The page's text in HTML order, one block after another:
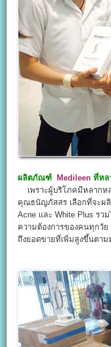
ผลิตภัณฑ์ Medileen ที่หล
เพราะผู้บริโภคมีหลากห
คุณธนัญภัสสร เลือกที่จะผ
Acne และ White Plus รว
ความต้องการของคนทุกวั
ถึงยอดขายที่เพิ่มสูงขึ้นตาม